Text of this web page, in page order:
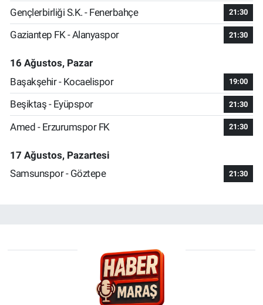
Gençlerbirliği S.K. - Fenerbahçe 21:30
Gaziantep FK - Alanyaspor 21:30
16 Ağustos, Pazar
Başakşehir - Kocaelispor
19:00
Beşiktaş - Eyüpspor 21:30
Amed - Erzurumspor FK 21:30
17 Ağustos, Pazartesi
Samsunspor - Göztepe
21:30